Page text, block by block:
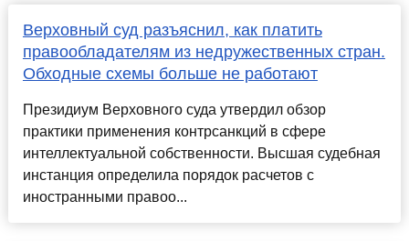
Верховный суд разъяснил, как платить
правообладателям из недружественных стран.
Обходные схемы больше не работают
Президиум Верховного суда утвердил обзор
практики применения контрсанкций в сфере
интеллектуальной собственности. Высшая судебная
инстанция определила порядок расчетов с
иностранными правоо...